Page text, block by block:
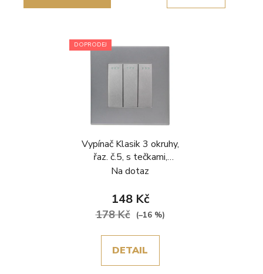
DOPRODEJ
Vypínač Klasik 3 okruhy,
řaz. č.5, s tečkami,
plastový rámeček, šedá
Na dotaz
148 Kč
178 Kč (–16 %)
DETAIL